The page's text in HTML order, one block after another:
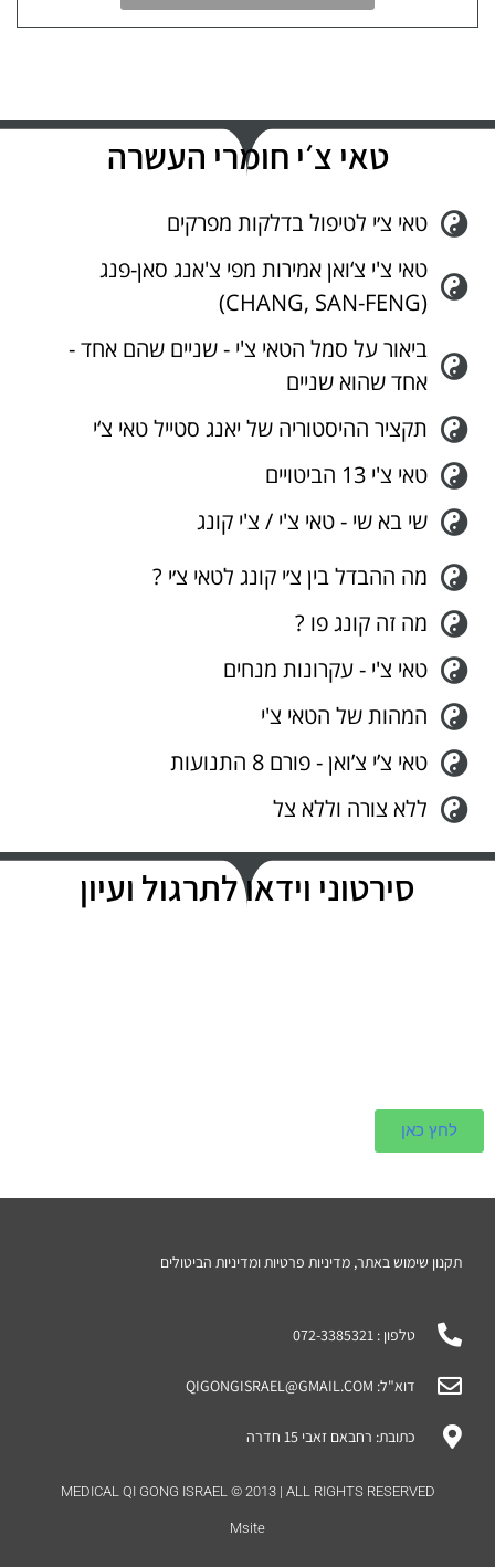
טאי צ׳י חומרי העשרה
טאי צ׳י לטיפול בדלקות מפרקים
טאי צ'י צ‘ואן אמירות מפי צ'אנג סאן-פנג
(CHANG, SAN-FENG)
ביאור על סמל הטאי צ'י - שניים שהם אחד -
אחד שהוא שניים
תקציר ההיסטוריה של יאנג סטייל טאי צ‘י
טאי צ'י 13 הביטויים
שי בא שי - טאי צ'י / צ'י קונג
מה ההבדל בין צ׳י קונג לטאי צ׳י ?
מה זה קונג פו ?
טאי צ'י - עקרונות מנחים
המהות של הטאי צ'י
טאי צ’י צ’ואן - פורם 8 התנועות
ללא צורה וללא צל
סירטוני וידאו לתרגול ועיון
לחץ כאן
תקנון שימוש באתר, מדיניות פרטיות ומדיניות הביטולים
טלפון : 072-3385321
דוא"ל: QIGONGISRAEL@GMAIL.COM
כתובת: רחבאם זאבי 15 חדרה
MEDICAL QI GONG ISRAEL © 2013 | ALL RIGHTS RESERVED
Msite